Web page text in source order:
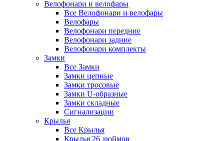
Велофонари и велофары
Все Велофонари и велофары
Велофары
Велофонари передние
Велофонари задние
Велофонари комплекты
Замки
Все Замки
Замки цепные
Замки тросовые
Замки U-образные
Замки складные
Сигнализации
Крылья
Все Крылья
Крылья 26 дюймов